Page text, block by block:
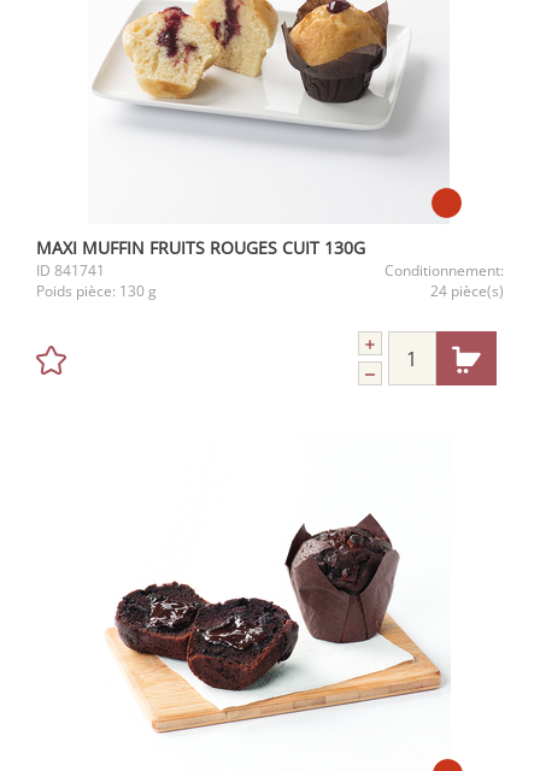
MAXI MUFFIN FRUITS ROUGES CUIT 130G
ID 841741
Conditionnement:
Poids pièce: 130 g 24 pièce(s)